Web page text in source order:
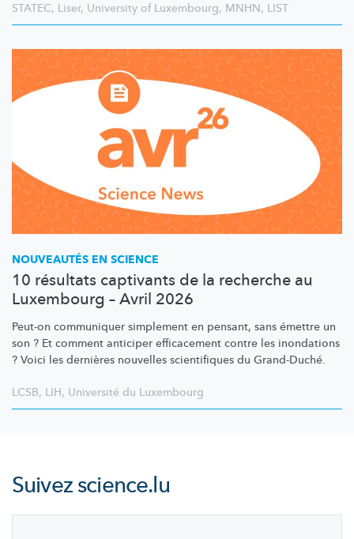
STATEC, Liser, University of Luxembourg, MNHN, LIST
NOUVEAUTÉS EN SCIENCE
10 résultats captivants de la recherche au
Luxembourg – Avril 2026
Peut-on communiquer simplement en pensant, sans émettre un
son ? Et comment anticiper efficacement contre les inondations
? Voici les dernières nouvelles scientifiques du Grand-Duché.
LCSB, LIH, Université du Luxembourg
Suivezscience.lu